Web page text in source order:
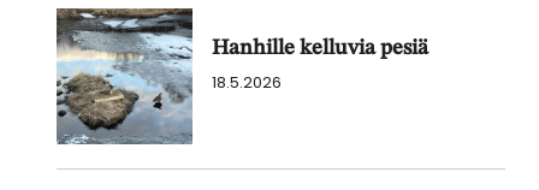
Hanhille kelluvia pesiä
18.5.2026